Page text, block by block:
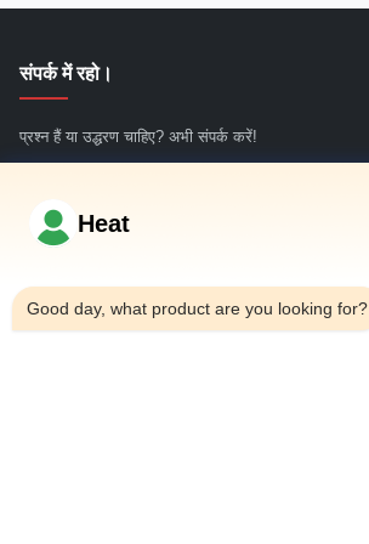
गोल ब्लॉक छीलने की मशीन
संपर्क में रहो।
प्रश्न हैं या उद्धरण चाहिए? अभी संपर्क करें!
Heat
Good day, what product are you looking for?